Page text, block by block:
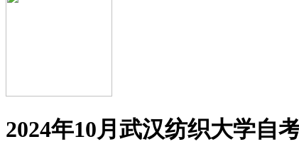
2024年10月武汉纺织大学自